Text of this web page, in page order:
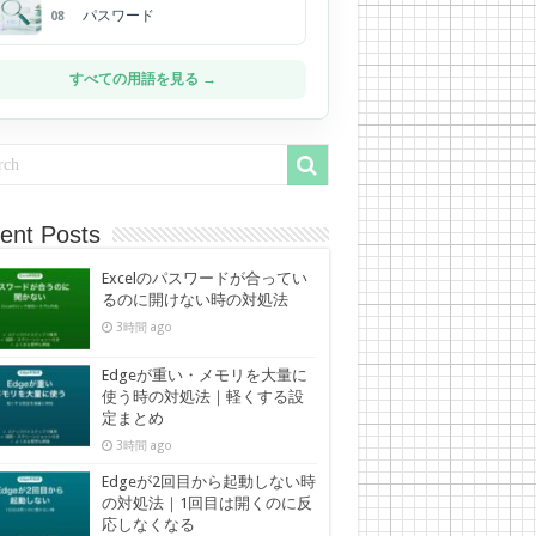
08 パスワード
すべての用語を見る →
Posts
Excelのパスワードが合ってい
るのに開けない時の対処法
3時間 ago
Edgeが重い・メモリを大量に
使う時の対処法｜軽くする設
定まとめ
3時間 ago
Edgeが2回目から起動しない時
の対処法｜1回目は開くのに反
応しなくなる